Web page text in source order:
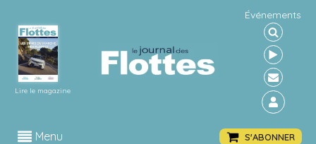
Lire le magazine
Événements
Menu S'ABONNER